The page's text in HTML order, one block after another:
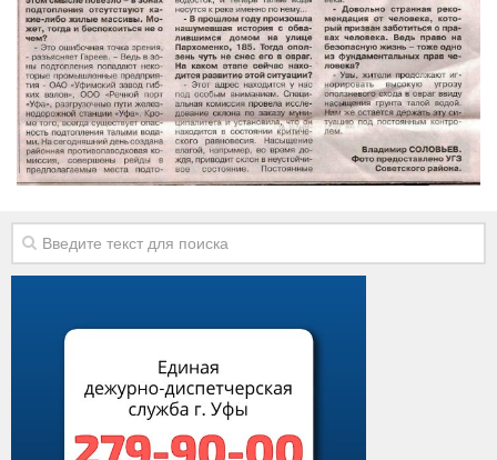
Фотогалерея
Обращения
Контакты
Вакансии